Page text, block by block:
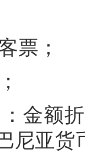
；
额折
尼亚